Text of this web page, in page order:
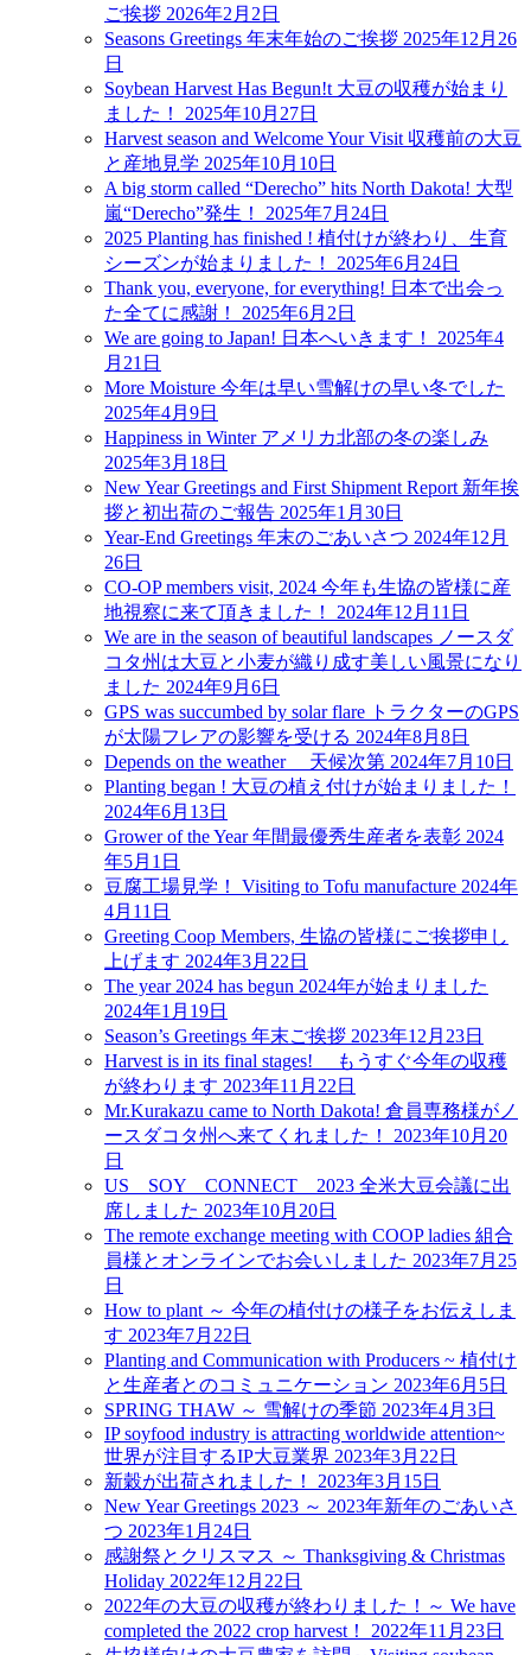
ご挨拶 2026年2月2日
Seasons Greetings 年末年始のご挨拶 2025年12月26
日
Soybean Harvest Has Begun!t 大豆の収穫が始まり
ました！
2025年10月27日
Harvest season and Welcome Your Visit 収穫前の大豆
と産地見学 2025年10月10日
A big storm called “Derecho” hits North Dakota! 大型
嵐“Derecho”発生！
2025年7月24日
2025 Planting has finished ! 植付けが終わり、生育
シーズンが始まりました！
2025年6月24日
Thank you, everyone, for everything! 日本で出会っ
た全てに感謝！
2025年6月2日
We are going to Japan! 日本へいきます！
2025年4
月21日
More Moisture 今年は早い雪解けの早い冬でした
2025年4月9日
Happiness in Winter アメリカ北部の冬の楽しみ
2025年3月18日
New Year Greetings and First Shipment Report 新年挨
拶と初出荷のご報告 2025年1月30日
Year-End Greetings 年末のごあいさつ 2024年12月
26日
CO-OP members visit, 2024 今年も生協の皆様に産
地視察に来て頂きました！
2024年12月11日
We are in the season of beautiful landscapes ノースダ
コタ州は大豆と小麦が織り成す美しい風景になり
ました 2024年9月6日
GPS was succumbed by solar flare トラクターのGPS
が太陽フレアの影響を受ける 2024年8月8日
Depends on the weather 天候次第 2024年7月10日
Planting began ! 大豆の植え付けが始まりました！
2024年6月13日
Grower of the Year 年間最優秀生産者を表彰 2024
年5月1日
豆腐工場見学！ Visiting to Tofu manufacture 2024年
4月11日
Greeting Coop Members, 生協の皆様にご挨拶申し
上げます 2024年3月22日
The year 2024 has begun 2024年が始まりました
2024年1月19日
Season’s Greetings 年末ご挨拶 2023年12月23日
Harvest is in its final stages! もうすぐ今年の収穫
が終わります 2023年11月22日
Mr.Kurakazu came to North Dakota! 倉員専務様がノ
ースダコタ州へ来てくれました！
2023年10月20
日
US SOY CONNECT 2023 全米大豆会議に出
席しました 2023年10月20日
The remote exchange meeting with COOP ladies 組合
員様とオンラインでお会いしました 2023年7月25
日
How to plant ～ 今年の植付けの様子をお伝えしま
す 2023年7月22日
Planting and Communication with Producers ~ 植付け
と生産者とのコミュニケーション 2023年6月5日
SPRING THAW ～ 雪解けの季節 2023年4月3日
IP soyfood industry is attracting worldwide attention~
世界が注目するIP大豆業界 2023年3月22日
新穀が出荷されました！
2023年3月15日
New Year Greetings 2023 ～ 2023年新年のごあいさ
つ 2023年1月24日
感謝祭とクリスマス ～ Thanksgiving & Christmas
Holiday 2022年12月22日
2022年の大豆の収穫が終わりました！～ We have
completed the 2022 crop harvest！
2022年11月23日